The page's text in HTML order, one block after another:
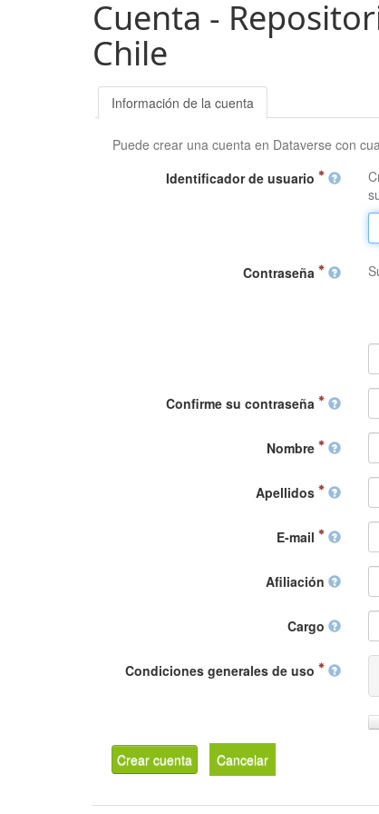
Cuenta -
Chile
Información de la cuenta
Puede crear una cuenta en Dataverse con
Identificador de usuario
Contraseña
Confirme su contraseña
Nombre
Apellidos
E-mail
Afiliación
Cargo
Condiciones generales de uso
Crear cuenta Cancelar